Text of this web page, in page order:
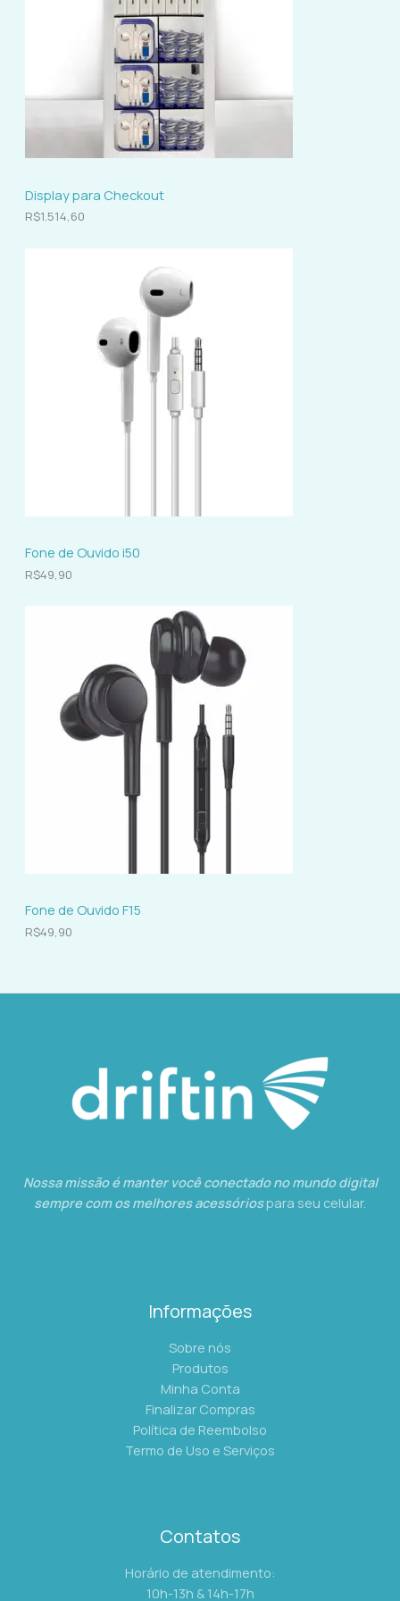
s
Display para Checkout
R$1.514,60
Fone de Ouvido i50
R$49,90
Fone de Ouvido F15
R$49,90
Nossa missão é manter você conectado no mundo digital
sempre com os melhores acessóriospara seu celular.
Informações
Sobre nós
Produtos
Minha Conta
Finalizar Compras
Política de Reembolso
Termo de Uso e Serviços
Contatos
Horário de atendimento:
10h-13h & 14h-17h